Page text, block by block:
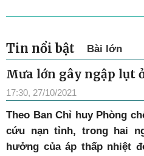
Tin nổi bật Bài lớn
Mưa lớn gây ngập lụt
17:30, 27/10/2021
Theo Ban Chỉ huy Phòng
cứu nạn tỉnh, trong hai
hưởng của áp thấp nhiệt